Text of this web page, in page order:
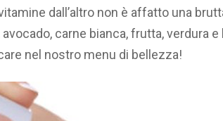
dall’altro non è affatto una
avocado, carne bianca, frutta, verdura
nel nostro menu di bellezza!